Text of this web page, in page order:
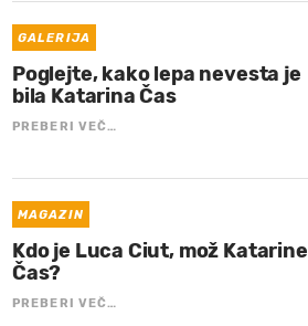
GALERIJA
Poglejte, kako lepa nevesta je
bila Katarina Čas
PREBERI VEČ…
MAGAZIN
Kdo je Luca Ciut, mož Katarine
Čas?
PREBERI VEČ…